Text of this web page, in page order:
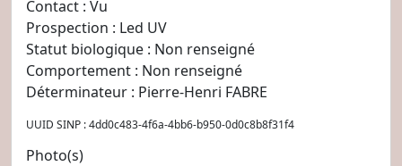
Contact : Vu
Prospection : Led UV
Statut biologique : Non renseigné
Comportement : Non renseigné
Déterminateur : Pierre-Henri FABRE
UUID SINP : 4dd0c483-4f6a-4bb6-b950-0d0c8b8f31f4
Photo(s)